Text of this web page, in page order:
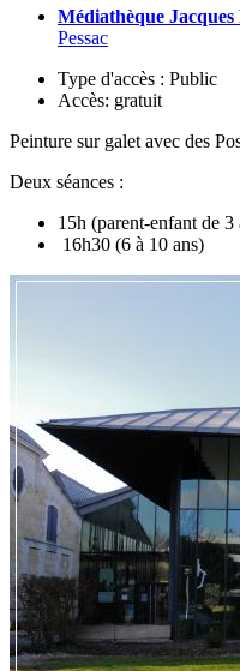
Médiathèque
Pessac
Type d'accès : Public
Accès: gratuit
Peinture sur galet avec des
Deux séances :
15h (parent-enfant de 3
16h30 (6 à 10 ans)